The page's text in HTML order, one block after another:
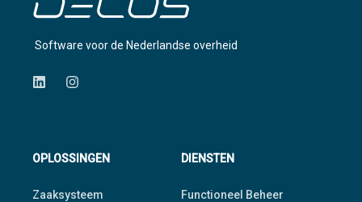
Software voor de Nederlandse overheid
OPLOSSINGEN
Zaaksysteem
DIENSTEN
Functioneel Beheer